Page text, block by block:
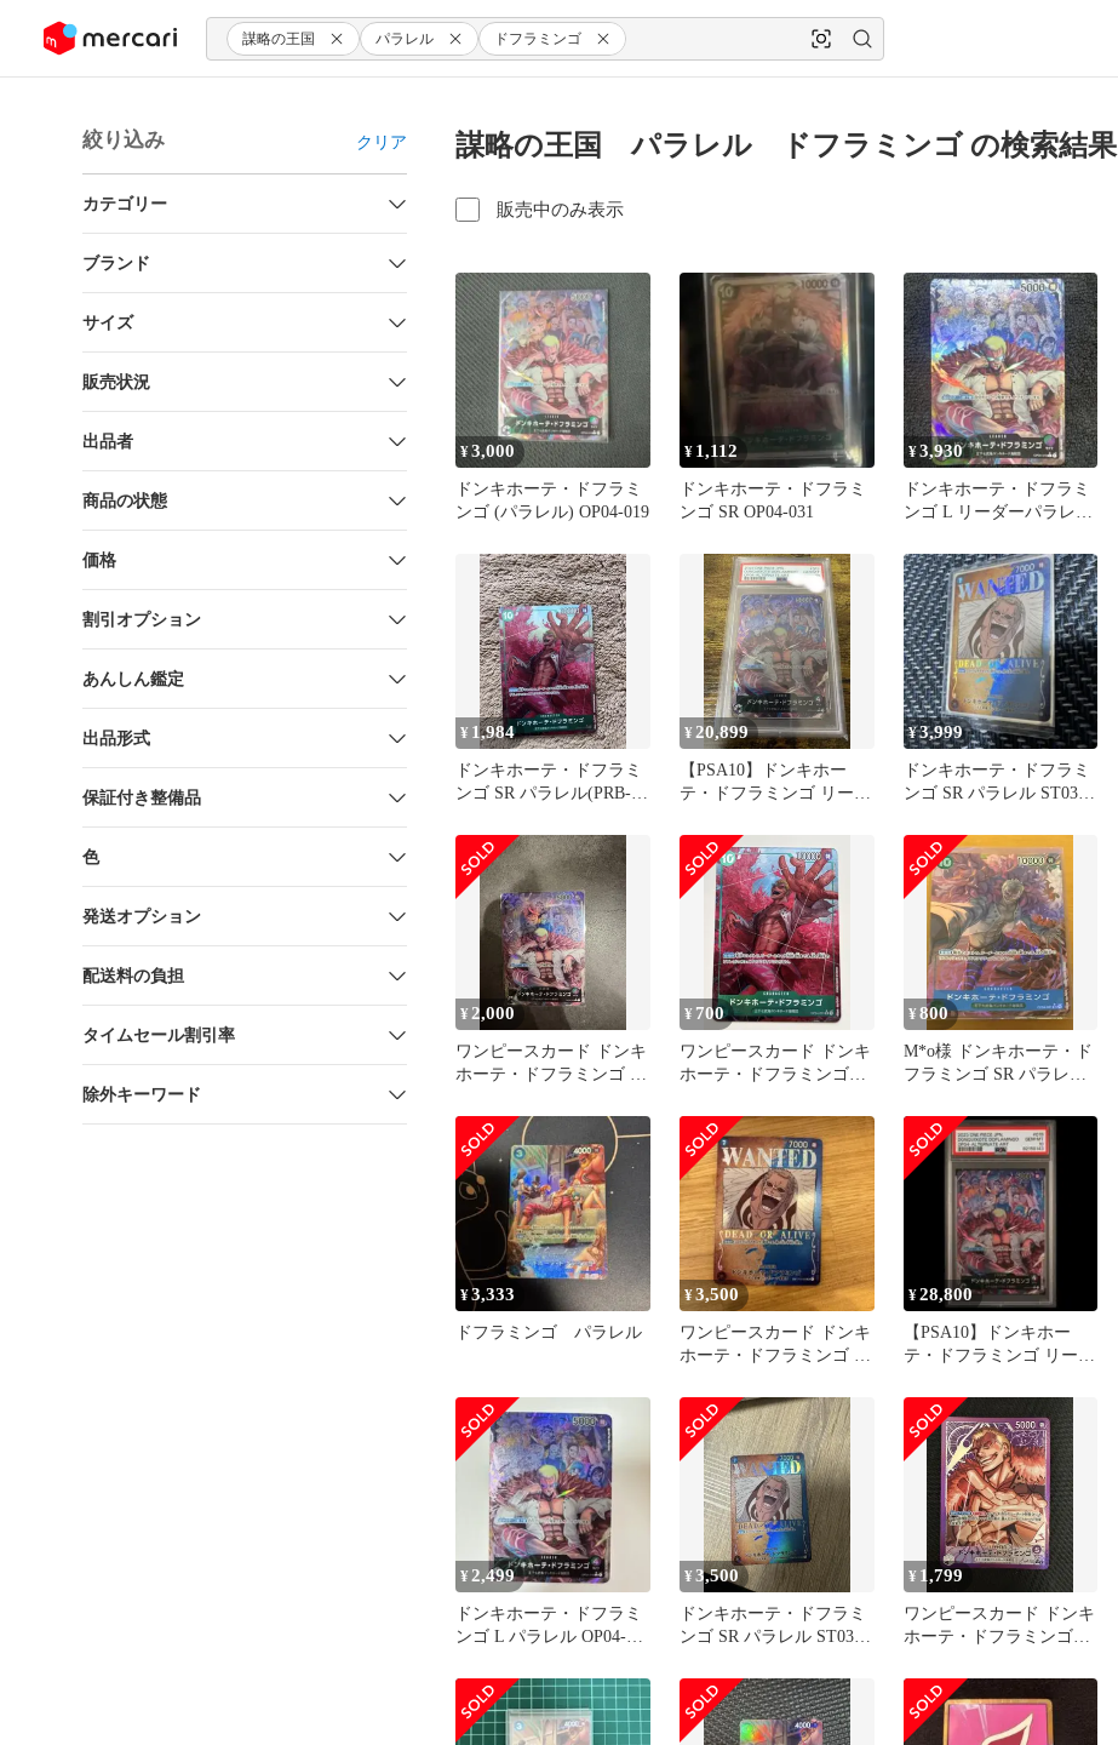
ツにスキップ 謀略の王国 パラレル ドフラミンゴ
絞り込み クリア
カテゴリー
ブランド
サイズ
販売状況
出品者
商品の状態
価格
割引オプション
あんしん鑑定
出品形式
保証付き整備品
色
発送オプション
配送料の負担
タイムセール割引率
除外キーワード
謀略の王国 パラレル ドフラミンゴ の検索結果
販売中のみ表示
¥3,000
ドンキホーテ・ドフラミ
ンゴ (パラレル) OP04-019
¥ 1,112
ドンキホーテ・ドフラミ
ンゴ SR OP04-031
¥3,930
ドンキホーテ・ドフラミ
ンゴ L リーダーパラレル
¥ 1,984
ドンキホーテ・ドフラミ
ンゴ SR パラレル(PRB-01
¥ 20,899
【PSA10】ドンキホー
テ・ドフラミンゴ リーダ
¥3,999
ドンキホーテ・ドフラミ
ンゴ SR パラレル ST03-
¥ 2,000
ワンピースカード ドンキ
ホーテ・ドフラミンゴ リ
¥ 700
ワンピースカード ドンキ
ホーテ・ドフラミンゴ
¥800
M*o様 ドンキホーテ・ド
フラミンゴ SR パラレル
¥3,333
ドフラミンゴ パラレル
¥3,500
ワンピースカード ドンキ
ホーテ・ドフラミンゴ パ
¥28,800
【PSA10】ドンキホー
テ・ドフラミンゴ リーダ
¥2,499
ドンキホーテ・ドフラミ
ンゴ L パラレル OP04-
¥3,500
ドンキホーテ・ドフラミ
ンゴ SR パラレル ST03-
¥ 1,799
ワンピースカード ドンキ
ホーテ・ドフラミンゴ
の七傑